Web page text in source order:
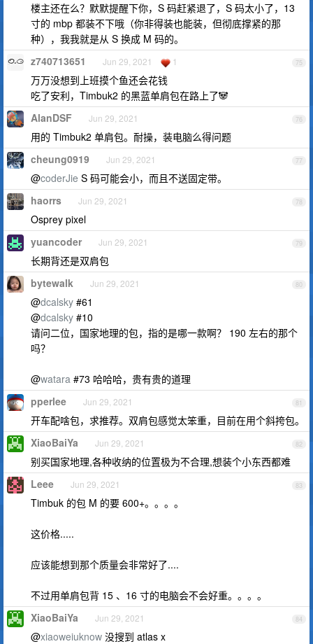
楼主还在么？默默提醒下你，S 码赶紧退了，S 码太小了，13
寸的 mbp 都装不下哦（你非得装也能装，但彻底撑紧的那
种），我我就是从 S 换成 M 码的。
75
z740713651 Jun 29, 2021 1
万万没想到上班摸个鱼还会花钱
吃了安利，Timbuk2 的黑蓝单肩包在路上了🐼
76
AlanDSF Jun 29, 2021
用的 Timbuk2 单肩包。耐操，装电脑么得问题
77
cheung0919 Jun 29, 2021
@coderJie S 码可能会小，而且不送固定带。
78
haorrs Jun 29, 2021
Osprey pixel
79
yuancoder Jun 29, 2021
长期背还是双肩包
80
bytewalk Jun 29, 2021
@dcalsky #61
@dcalsky #10
请问二位，国家地理的包，指的是哪一款啊？ 190 左右的那个
吗？
@watara #73 哈哈哈，贵有贵的道理
81
pperlee Jun 29, 2021
开车配啥包，求推荐。双肩包感觉太笨重，目前在用个斜挎包。
82
XiaoBaiYa Jun 29, 2021
别买国家地理,各种收纳的位置极为不合理,想装个小东西都难
83
Leee Jun 29, 2021
Timbuk 的包 M 的要 600+。。。。
这价格.....
应该能想到那个质量会非常好了....
不过用单肩包背 15 、16 寸的电脑会不会好重。。。。
84
XiaoBaiYa Jun 29, 2021
@xiaoweiuknow 没搜到 atlas x